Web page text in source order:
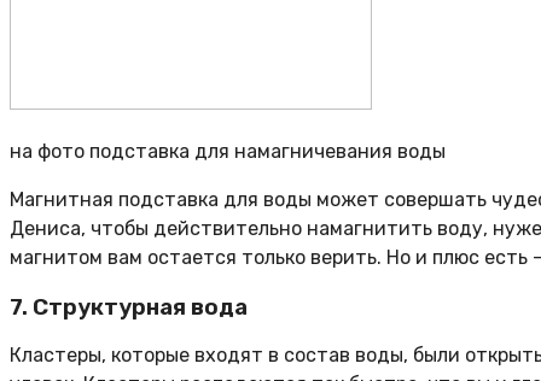
на фото подставка для намагничевания воды
Магнитная подставка для воды может совершать
Дениса, чтобы действительно намагнитить воду,
магнитом вам остается только верить. Но и плюс
7. Структурная вода
Кластеры, которые входят в состав воды, были